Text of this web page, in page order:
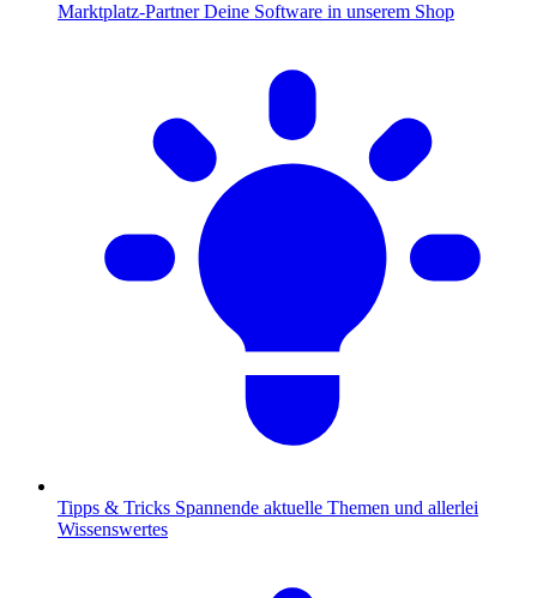
Marktplatz-Partner Deine Software in unserem Shop
Tipps & Tricks Spannende aktuelle Themen und allerlei
Wissenswertes